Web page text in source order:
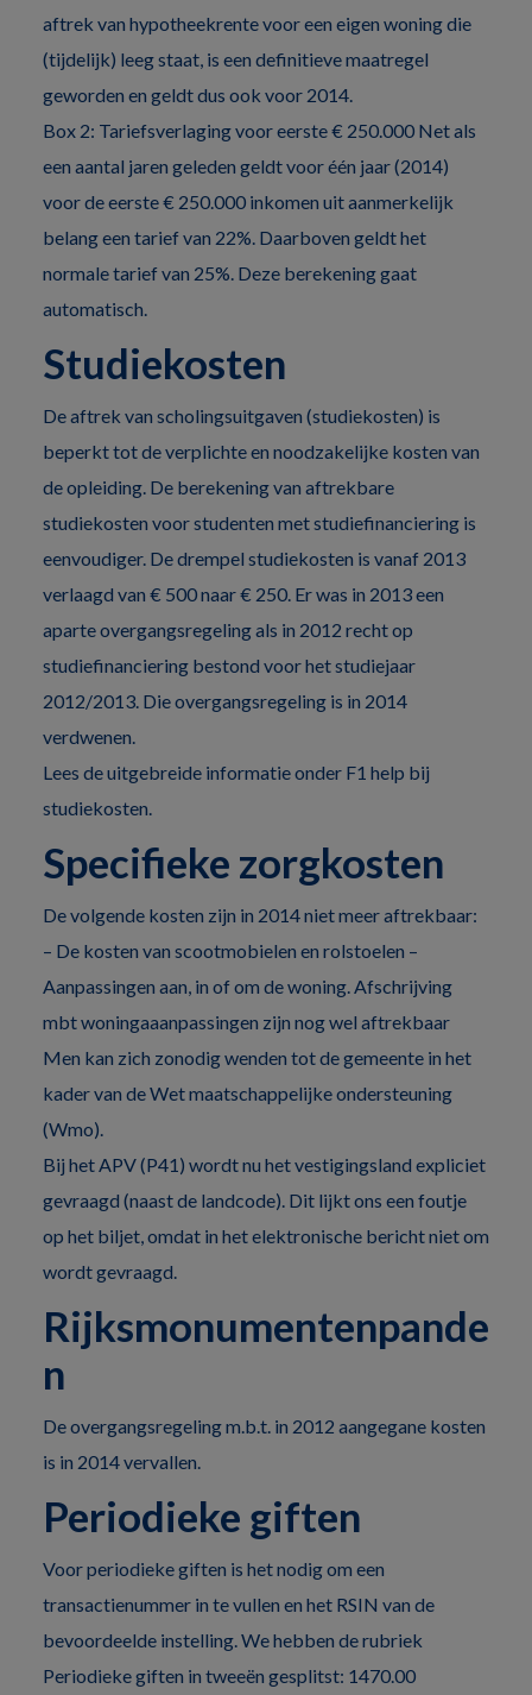
aftrek van hypotheekrente voor een eigen woning die
(tijdelijk) leeg staat, is een definitieve maatregel
geworden en geldt dus ook voor 2014.
Box 2: Tariefsverlaging voor eerste € 250.000 Net als
een aantal jaren geleden geldt voor één jaar (2014)
voor de eerste € 250.000 inkomen uit aanmerkelijk
belang een tarief van 22%. Daarboven geldt het
normale tarief van 25%. Deze berekening gaat
automatisch.
Studiekosten
De aftrek van scholingsuitgaven (studiekosten) is
beperkt tot de verplichte en noodzakelijke kosten van
de opleiding. De berekening van aftrekbare
studiekosten voor studenten met studiefinanciering is
eenvoudiger. De drempel studiekosten is vanaf 2013
verlaagd van € 500 naar € 250. Er was in 2013 een
aparte overgangsregeling als in 2012 recht op
studiefinanciering bestond voor het studiejaar
2012/2013. Die overgangsregeling is in 2014
verdwenen.
Lees de uitgebreide informatie onder F1 help bij
studiekosten.
Specifieke zorgkosten
De volgende kosten zijn in 2014 niet meer aftrekbaar:
– De kosten van scootmobielen en rolstoelen –
Aanpassingen aan, in of om de woning. Afschrijving
mbt woningaaanpassingen zijn nog wel aftrekbaar
Men kan zich zonodig wenden tot de gemeente in het
kader van de Wet maatschappelijke ondersteuning
(Wmo).
Bij het APV (P41) wordt nu het vestigingsland expliciet
gevraagd (naast de landcode). Dit lijkt ons een foutje
op het biljet, omdat in het elektronische bericht niet om
wordt gevraagd.
Rijksmonumentenpande
n
De overgangsregeling m.b.t. in 2012 aangegane kosten
is in 2014 vervallen.
Periodieke giften
Voor periodieke giften is het nodig om een
transactienummer in te vullen en het RSIN van de
bevoordeelde instelling. We hebben de rubriek
Periodieke giften in tweeën gesplitst: 1470.00